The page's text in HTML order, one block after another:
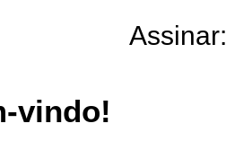
Assinar:
vindo!